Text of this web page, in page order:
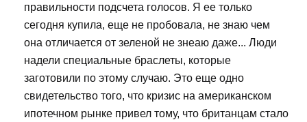
правильности подсчета голосов. Я ее только
сегодня купила, еще не пробовала, не знаю чем
она отличается от зеленой не знеаю даже... Люди
надели специальные браслеты, которые
заготовили по этому случаю. Это еще одно
свидетельство того, что кризис на американском
ипотечном рынке привел тому, что британцам стало